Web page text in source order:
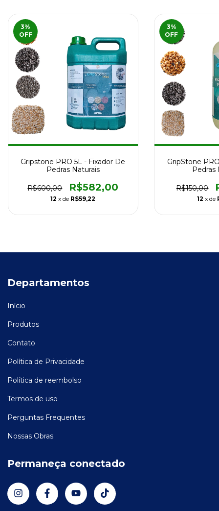
3%
OFF
Gripstone PRO 5L - Fixador De
Pedras Naturais
R$600,00 R$582,00
12 x de R$59,22
3%
OFF
GripStone
Pedras
R$150,00
12 x de
Departamentos
Início
Produtos
Contato
Política de Privacidade
Política de reembolso
Termos de uso
Perguntas Frequentes
Nossas Obras
Permaneça conectado